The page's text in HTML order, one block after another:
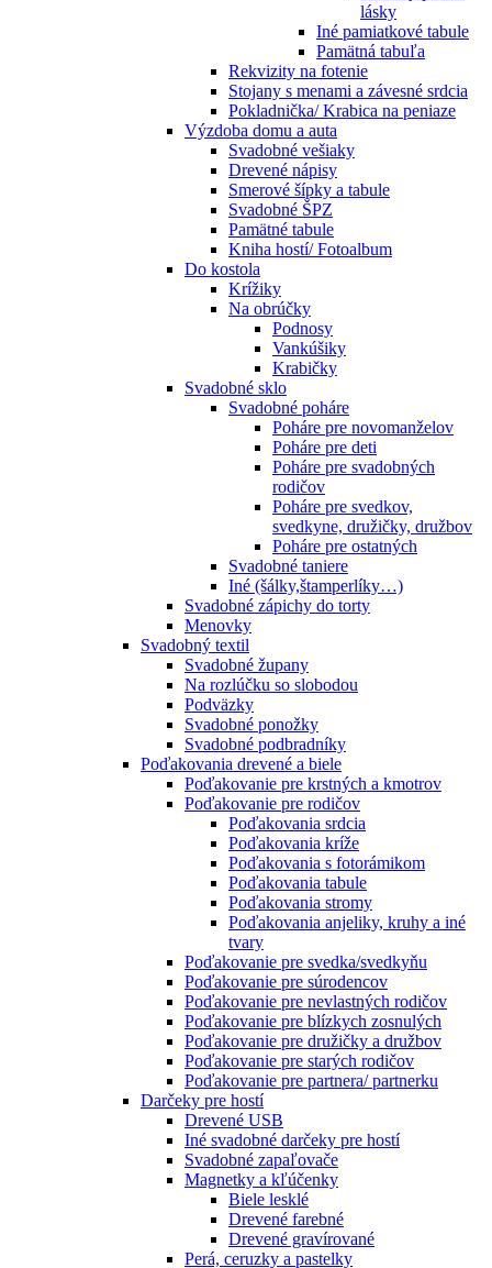
lásky
Iné pamiatkové tabule
Pamätná tabuľa
Rekvizity na fotenie
Stojany s menami a závesné srdcia
Pokladnička/ Krabica na peniaze
Výzdoba domu a auta
Svadobné vešiaky
Drevené nápisy
Smerové šípky a tabule
Svadobné ŠPZ
Pamätné tabule
Kniha hostí/ Fotoalbum
Do kostola
Krížiky
Na obrúčky
Podnosy
Vankúšiky
Krabičky
Svadobné sklo
Svadobné poháre
Poháre pre novomanželov
Poháre pre deti
Poháre pre svadobných
rodičov
Poháre pre svedkov,
svedkyne, družičky, družbov
Poháre pre ostatných
Svadobné taniere
Iné (šálky,štamperlíky…)
Svadobné zápichy do torty
Menovky
Svadobný textil
Svadobné župany
Na rozlúčku so slobodou
Podväzky
Svadobné ponožky
Svadobné podbradníky
Poďakovania drevené a biele
Poďakovanie pre krstných a kmotrov
Poďakovanie pre rodičov
Poďakovania srdcia
Poďakovania kríže
Poďakovania s fotorámikom
Poďakovania tabule
Poďakovania stromy
Poďakovania anjeliky, kruhy a iné
tvary
Poďakovanie pre svedka/svedkyňu
Poďakovanie pre súrodencov
Poďakovanie pre nevlastných rodičov
Poďakovanie pre blízkych zosnulých
Poďakovanie pre družičky a družbov
Poďakovanie pre starých rodičov
Poďakovanie pre partnera/ partnerku
Darčeky pre hostí
Drevené USB
Iné svadobné darčeky pre hostí
Svadobné zapaľovače
Magnetky a kľúčenky
Biele lesklé
Drevené farebné
Drevené gravírované
Perá, ceruzky a pastelky